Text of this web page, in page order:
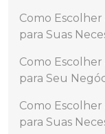
Como
para Suas
Como
para Seu
Como
para Suas